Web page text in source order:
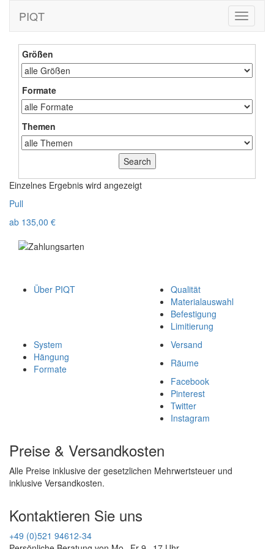
Toggle
PIQT
Größen
Formate
Themen
Einzelnes Ergebnis wird angezeigt
Pull
ab 135,00 €
Über PIQT
Qualität
Materialauswahl
Befestigung
Limitierung
System
Hängung
Formate
Versand
Räume
Facebook
Pinterest
Twitter
Instagram
Preise & Versandkosten
Alle Preise inklusive der gesetzlichen Mehrwertsteuer und
inklusive Versandkosten.
Kontaktieren Sie uns
+49 (0)521 94612-34